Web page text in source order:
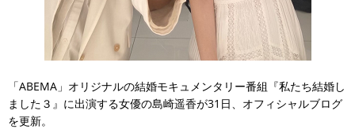
「ABEMA」オリジナルの結婚モキュメンタリー番組『私たち結婚し
ました３』に出演する女優の島崎遥香が31日、オフィシャルブログ
を更新。